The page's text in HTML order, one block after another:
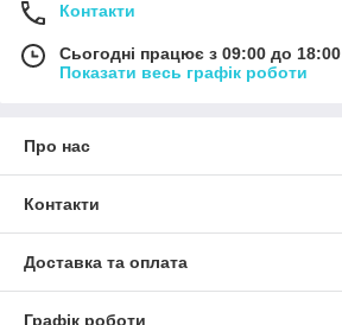
Контакти
Сьогодні працює з 09:00 до 18:00
Показати весь графік роботи
Про нас
Контакти
Доставка та оплата
Графік роботи